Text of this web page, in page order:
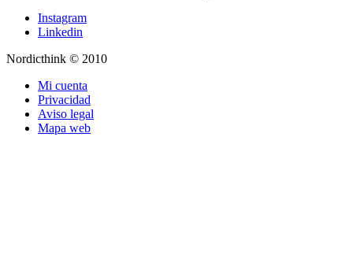
Instagram
Linkedin
Nordicthink © 2010
Mi cuenta
Privacidad
Aviso legal
Mapa web